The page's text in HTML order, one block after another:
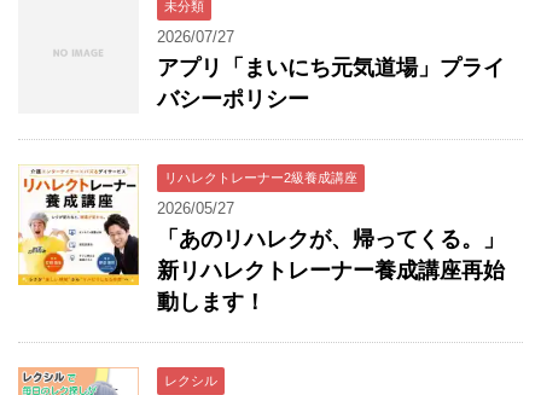
未分類
2026/07/27
アプリ「まいにち元気道場」プライ
バシーポリシー
リハレクトレーナー2級養成講座
2026/05/27
「あのリハレクが、帰ってくる。」
新リハレクトレーナー養成講座再始
動します！
レクシル